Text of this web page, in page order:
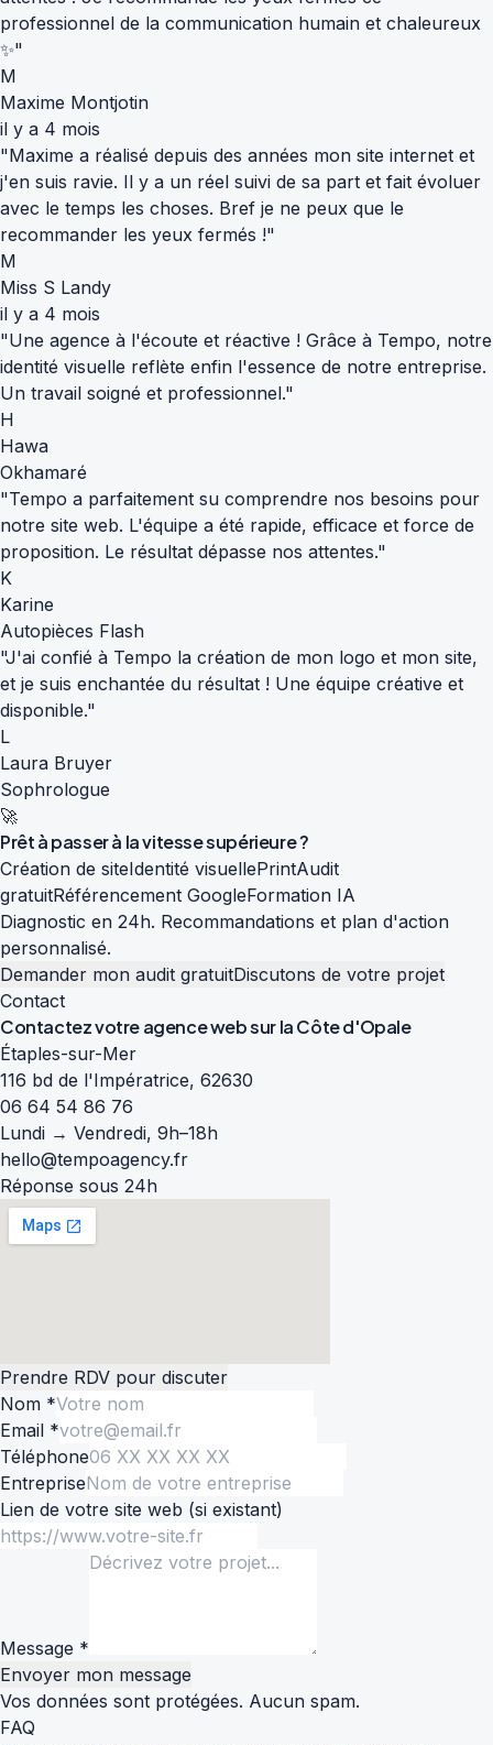
professionnel de la communication humain et chaleureux
✨"
M
Maxime Montjotin
il y a 4 mois
"Maxime a réalisé depuis des années mon site internet et
j'en suis ravie. Il y a un réel suivi de sa part et fait évoluer
avec le temps les choses. Bref je ne peux que le
recommander les yeux fermés !"
M
Miss S Landy
il y a 4 mois
"Une agence à l'écoute et réactive ! Grâce à Tempo, notre
identité visuelle reflète enfin l'essence de notre entreprise.
Un travail soigné et professionnel."
H
Hawa
Okhamaré
"Tempo a parfaitement su comprendre nos besoins pour
notre site web. L'équipe a été rapide, efficace et force de
proposition. Le résultat dépasse nos attentes."
K
Karine
Autopièces Flash
"J'ai confié à Tempo la création de mon logo et mon site,
et je suis enchantée du résultat ! Une équipe créative et
disponible."
L
Laura Bruyer
Sophrologue
🚀
Prêt à passer à lavitesse supérieure?
Création de siteIdentité visuellePrintAudit
gratuitRéférencement GoogleFormation IA
Diagnostic en 24h. Recommandations et plan d'action
personnalisé.
Demander mon audit gratuitDiscutons de votre projet
Contact
Contactez votre agence web sur laCôte d'Opale
Étaples-sur-Mer
116 bd de l'Impératrice, 62630
06 64 54 86 76
Lundi → Vendredi, 9h–18h
hello@tempoagency.fr
Réponse sous 24h
Prendre RDV pour discuter
Nom *
Email *
Téléphone
Entreprise
Lien de votre site web (si existant)
Message *
Envoyer mon message
Vos données sont protégées. Aucun spam.
FAQ